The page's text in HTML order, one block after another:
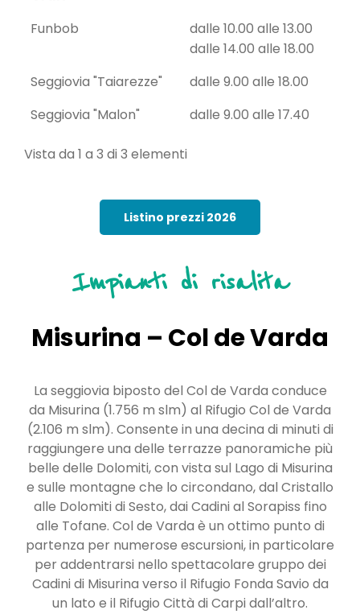
Funbob
dalle 10.00 alle 13.00
dalle 14.00 alle 18.00
Seggiovia "Taiarezze"
dalle 9.00 alle 18.00
Seggiovia "Malon"
dalle 9.00 alle 17.40
Vista da 1 a 3 di 3 elementi
Listino prezzi 2026
Impianti di risalita
Misurina – Col de Varda
La seggiovia biposto del Col de Varda conduce
da Misurina (1.756 m slm) al Rifugio Col de Varda
(2.106 m slm). Consente in una decina di minuti di
raggiungere una delle terrazze panoramiche più
belle delle Dolomiti, con vista sul Lago di Misurina
e sulle montagne che lo circondano, dal Cristallo
alle Dolomiti di Sesto, dai Cadini al Sorapiss fino
alle Tofane. Col de Varda è un ottimo punto di
partenza per numerose escursioni, in particolare
per addentrarsi nello spettacolare gruppo dei
Cadini di Misurina verso il Rifugio Fonda Savio da
un lato e il Rifugio Città di Carpi dall’altro.